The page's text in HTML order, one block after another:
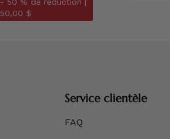
- 50 % de réduction |
50,00 $
Service clientèle
FAQ